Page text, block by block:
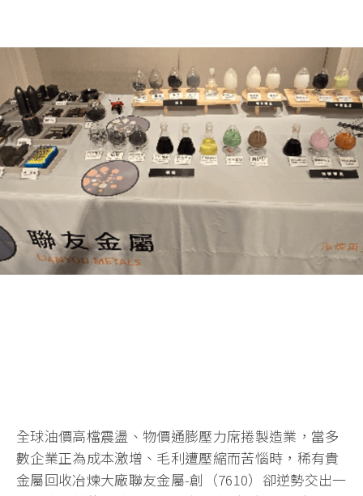
全球油價高檔震盪、物價通膨壓力席捲製造業，當多
數企業正為成本激增、毛利遭壓縮而苦惱時，稀有貴
金屬回收冶煉大廠聯友金屬-創（7610）卻逆勢交出一